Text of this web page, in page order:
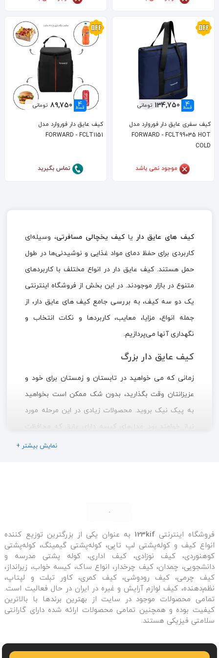
4
قسط 134,750 تومانی
کیف سفری عایق دار فوروارد مدل
FORWARD - FCLT99035 HOT
COLD
موجود نمی باشد
4
قسط 89,750 تومانی
کیف عایق دار فوروارد مدل
FORWARD - FCLT1151
تماس بگیرید
کیف ‌های عایق ‌دار یا کیف یخچالی مسافرتی، وسیله‌ای
کاربردی برای حفظ دمای مواد غذایی و نوشیدنی‌ها در طول
حمل هستند. کیف عایق دار در انواع مختلف با کاربردهای
متنوع در بازار موجودند. در این بخش از فروشگاه اینترنتی
یک دو سه کیف، به بررسی جامع کیف‌ های عایق ‌دار، از
جمله انواع، مزایا، معایب، کاربردها و نکات انتخاب و
نگهداری آنها می‌پردازیم.
کیف عایق دار بزرگ
زمانی که می خواهید در تابستان و زمستان برای خود و
عزیزانتان وقت بگذارید، بدون شک ممکن است بخواهید
به پیک نیک بروید. محصولات زیادی در این مرحله مورد
نیاز خواهند بود. مدل‌های کیسه‌ دارای عایق که محافظت
ایده‌آلی را برای تنقلات و نوشیدنی‌هایی که می‌خواهید در
است.
نگهداری دما به بهترین شکل
کیف‌ عایق ‌دار بزرگ
ما از مواد باکیفیت و ضخیم ساخته
شده‌اند که گرما یا سرما را به طور کامل حفظ می‌کنند.
کیف
یخچالی مسافرتی برای حمل مواد غذایی گرم یا سرد، مانند
+ نمایش بیشتر
فروشگاه اینترنتی 123kif به عنوان یکی از بزرگترین توزیع کننده
انواع کیف و کوله‌پشتی لپ تاپی، کوله‌پشتی گیمینگ، کوله‌پشتی
کوهنوردی، کیف نوزادی، کیف اداری، کوله پشتی مدرسه و
دانشجویی، چمدان، کیف چرخدار، انواع ساک، کیسه خواب، زیرانداز،
کیف چرمی، کیف رودوشی، کیف کمری، کاور تبلت و لپتاپ،
نظم‌دهنده، کیف لوازم آرایش و غیره در ایران در حال فعالیت است.
تمامی محصولات موجود در سایت از بهترین برندها با بالاترین
کیفیت بوده و همچنین تمامی محصولات ارائه شده دارای گارانتی
سلامتی فیزیکی هستند.